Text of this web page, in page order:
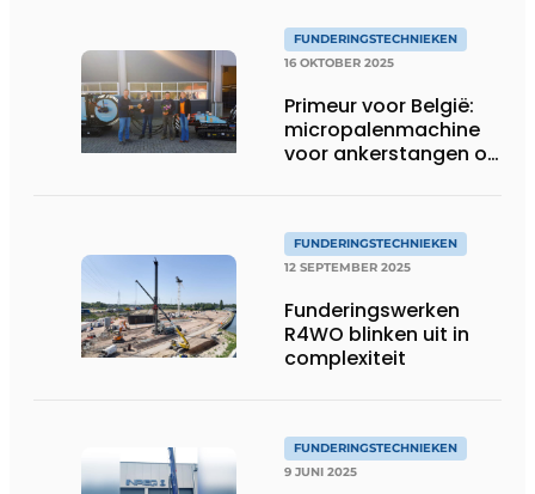
FUNDERINGSTECHNIEKEN
16 OKTOBER 2025
Primeur voor België:
micropalenmachine
voor ankerstangen op
FUNDERINGSTECHNIEKEN
12 SEPTEMBER 2025
Funderingswerken
R4WO blinken uit in
complexiteit
FUNDERINGSTECHNIEKEN
9 JUNI 2025